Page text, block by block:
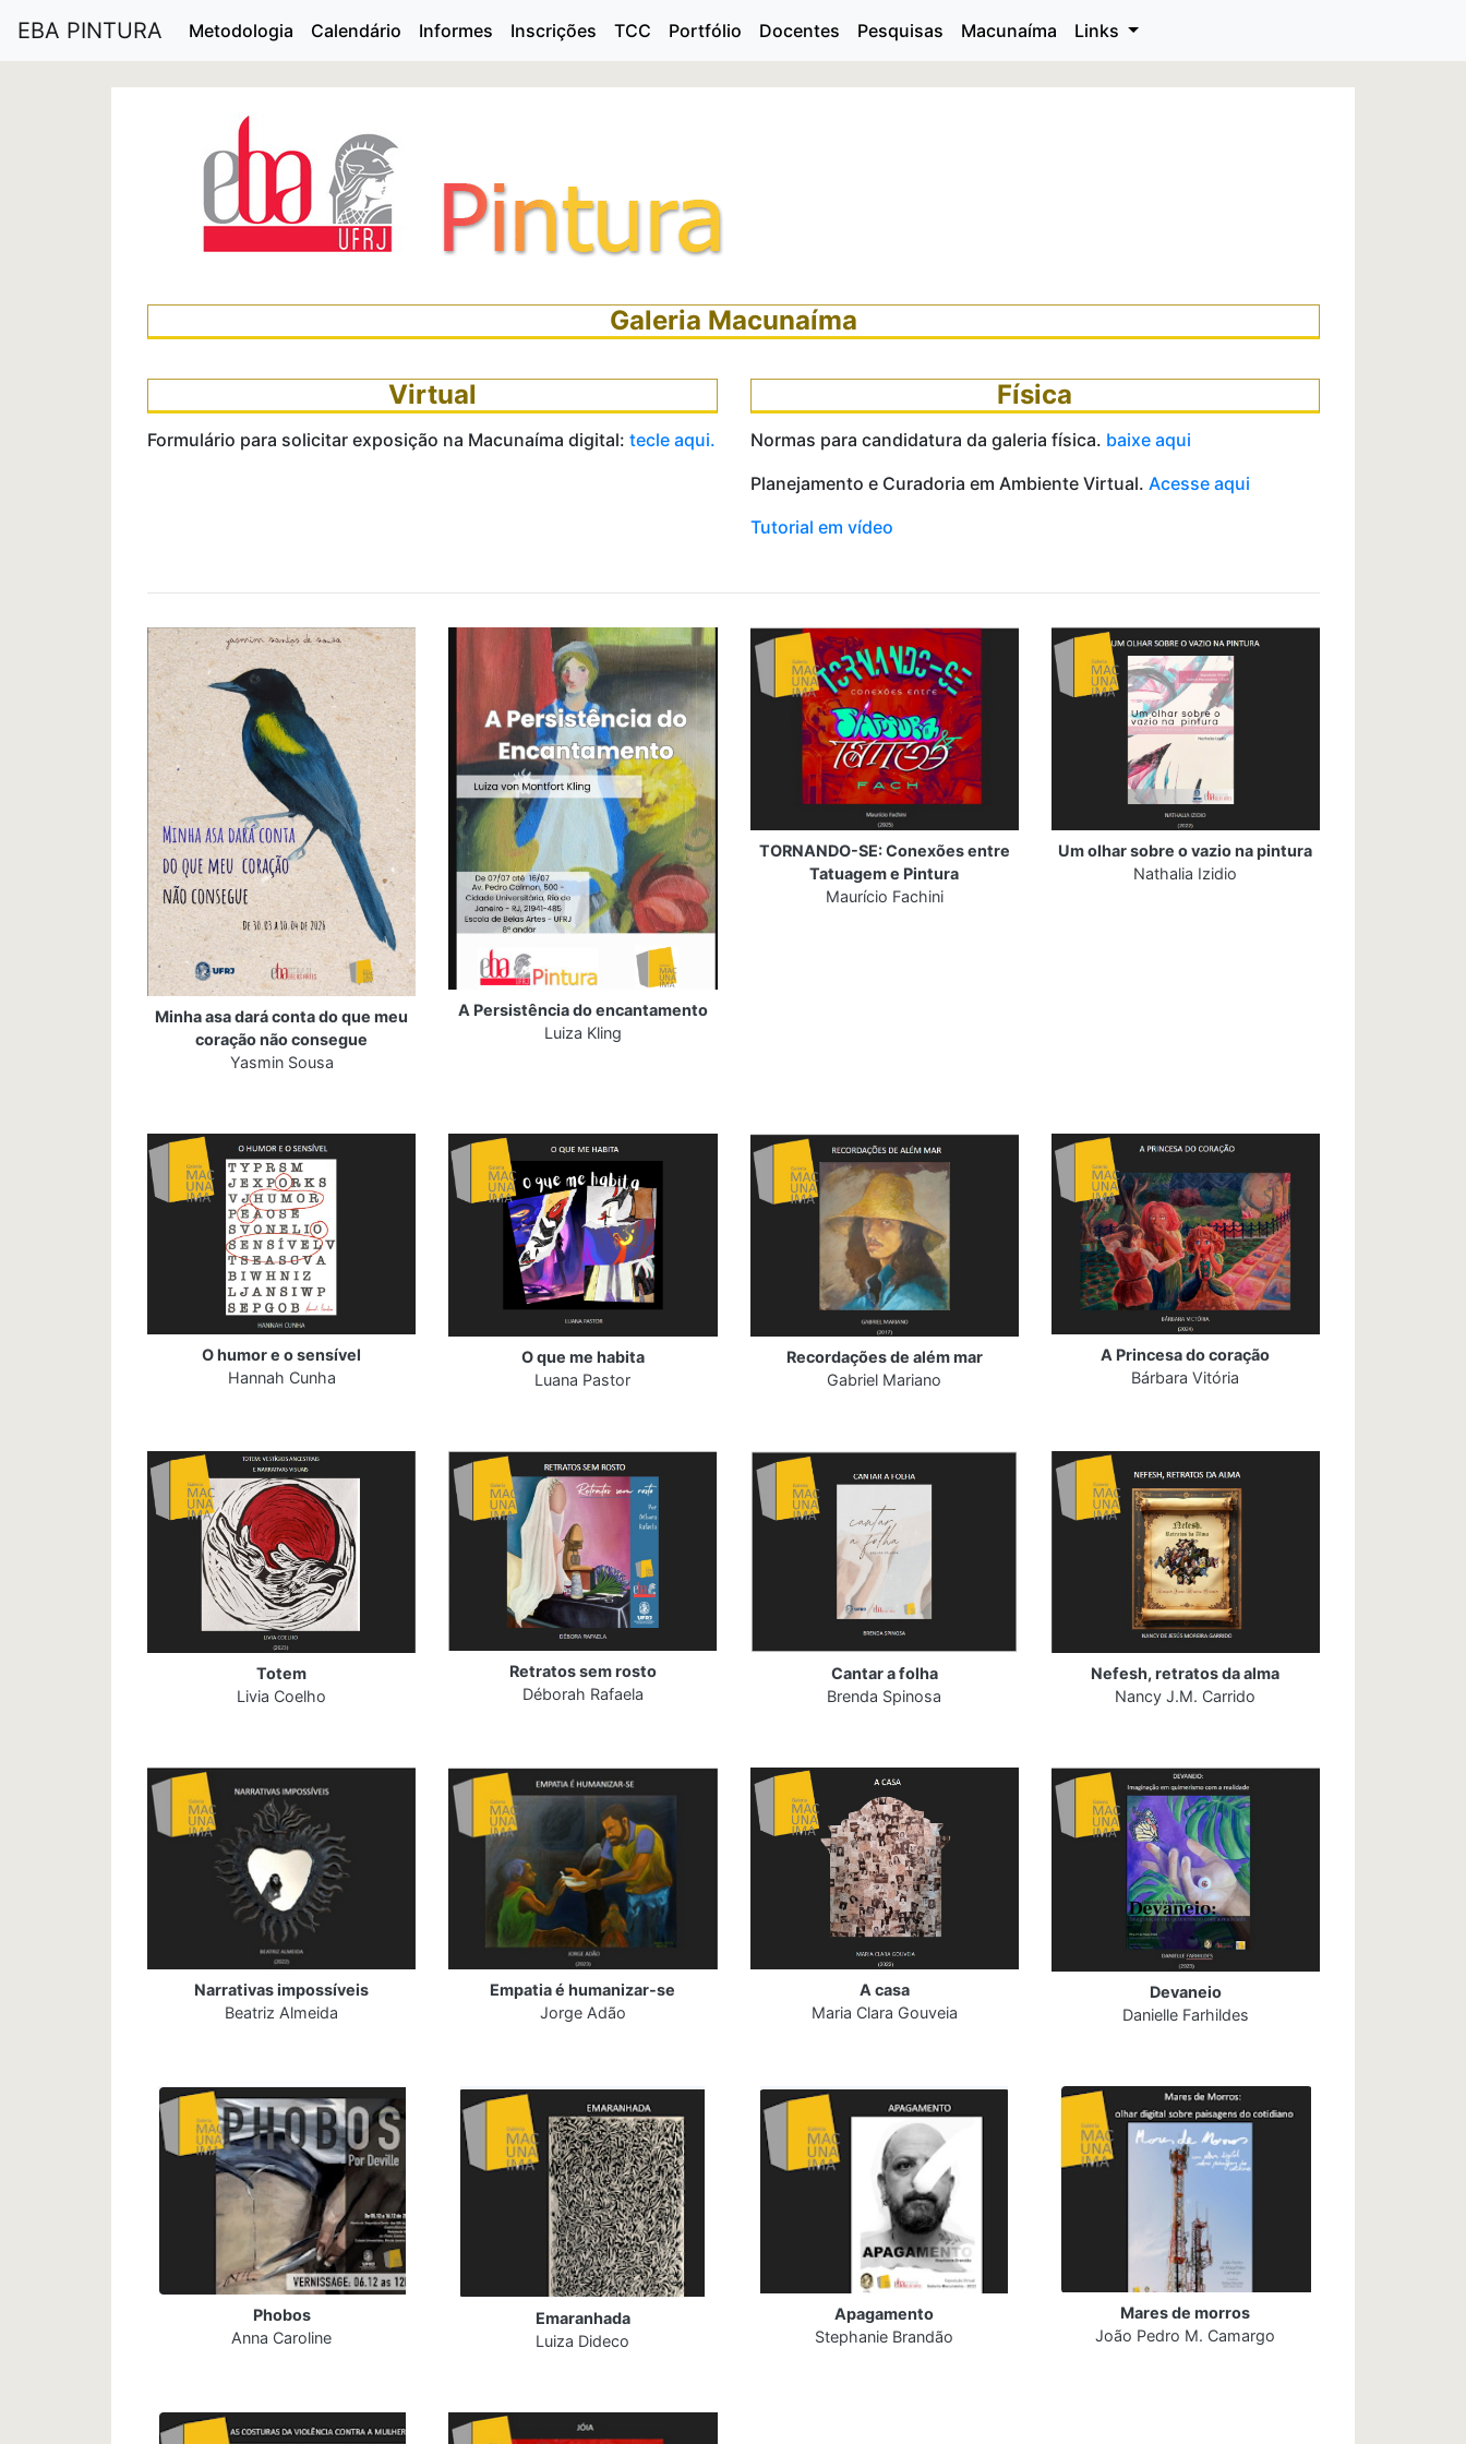
EBA PINTURA Metodologia Calendário Informes Inscrições TCC Portfólio Docentes Pesquisas Macunaíma Links
Galeria Macunaíma
Virtual
Formulário para solicitar exposição na Macunaíma digital: tecle aqui.
Física
Normas para candidatura da galeria física. baixe aqui
Planejamento e Curadoria em Ambiente Virtual. Acesse aqui
Tutorial em vídeo
Minha asa dará conta do que meu
coração não consegue
Yasmin Sousa
A Persistência do encantamento
Luiza Kling
TORNANDO-SE: Conexões entre
Tatuagem e Pintura
Maurício Fachini
Um olhar sobre o vazio na pintura
Nathalia Izidio
O humor e o sensível
Hannah Cunha
O que me habita
Luana Pastor
Recordações de além mar
Gabriel Mariano
A Princesa do coração
Bárbara Vitória
Totem
Livia Coelho
Retratos sem rosto
Déborah Rafaela
Cantar a folha
Brenda Spinosa
Nefesh, retratos da alma
Nancy J.M. Carrido
Narrativas impossíveis
Beatriz Almeida
Empatia é humanizar-se
Jorge Adão
A casa
Maria Clara Gouveia
Devaneio
Danielle Farhildes
Phobos
Anna Caroline
Emaranhada
Luiza Dideco
Apagamento
Stephanie Brandão
Mares de morros
João Pedro M. Camargo